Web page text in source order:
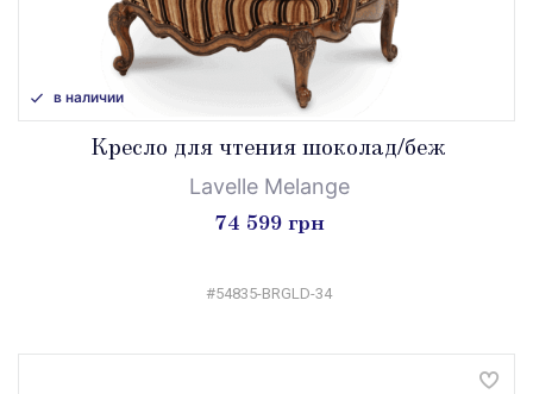
в наличии
Кресло для чтения шоколад/беж
Lavelle Melange
74 599 грн
#54835-BRGLD-34